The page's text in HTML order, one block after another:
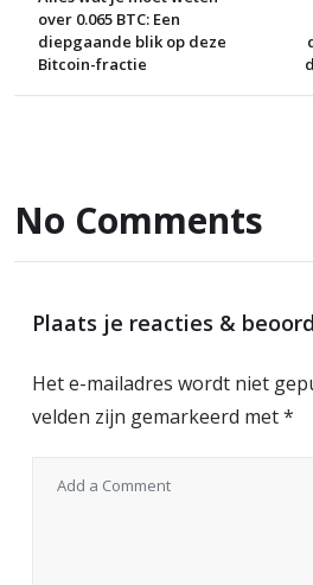
over 0.065 BTC: Een
diepgaande blik op deze
Bitcoin-fractie
No Comments
Plaats je reacties &
Het e-mailadres wordt niet
velden zijn gemarkeerd met*